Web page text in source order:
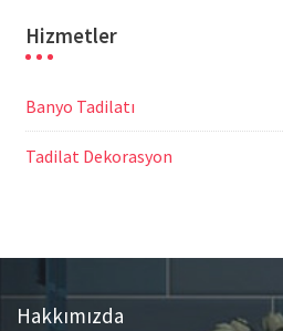
Hizmetler
Banyo Tadilatı
Tadilat Dekorasyon
Hakkımızda